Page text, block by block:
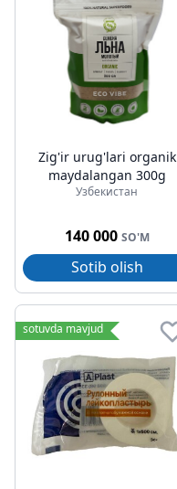
Zig'ir urug'lari organik
maydalangan 300g
Узбекистан
140 000 SO'M
Sotib olish
sotuvda mavjud